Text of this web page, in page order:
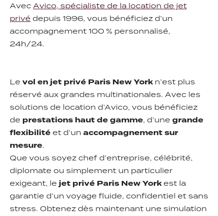
AvecAvico, spécialiste de la location de jet
privédepuis 1996, vous bénéficiez d’un
accompagnement 100 % personnalisé,
24h/24.
Le vol en jet privé Paris New Yorkn’est plus
réservé aux grandes multinationales. Avec les
solutions de location d’Avico, vous bénéficiez
de prestations haut de gamme, d’une grande
flexibilitéet d’un accompagnement sur
mesure.
Que vous soyez chef d’entreprise, célébrité,
diplomate ou simplement un particulier
exigeant, lejet privé Paris New Yorkest la
garantie d’un voyage fluide, confidentiel et sans
stress. Obtenez dès maintenant une simulation